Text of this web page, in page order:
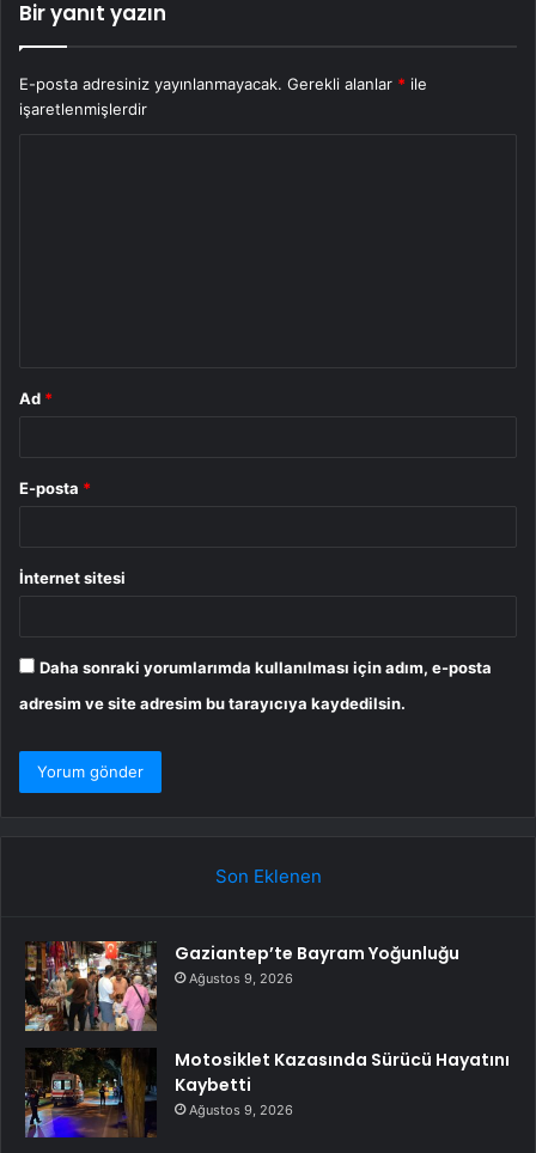
Bir yanıt yazın
E-posta adresiniz yayınlanmayacak. Gerekli alanlar * ile
işaretlenmişlerdir
Ad *
E-posta *
İnternet sitesi
Daha sonraki yorumlarımda kullanılması için adım, e-posta
adresim ve site adresim bu tarayıcıya kaydedilsin.
Son Eklenen
Gaziantep’te Bayram Yoğunluğu
Ağustos 9, 2026
Motosiklet Kazasında Sürücü Hayatını
Kaybetti
Ağustos 9, 2026